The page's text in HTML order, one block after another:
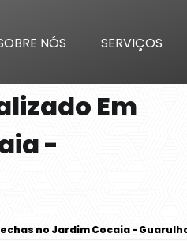
NÓS SERVIÇOS
Em
-
no Jardim Cocaia -